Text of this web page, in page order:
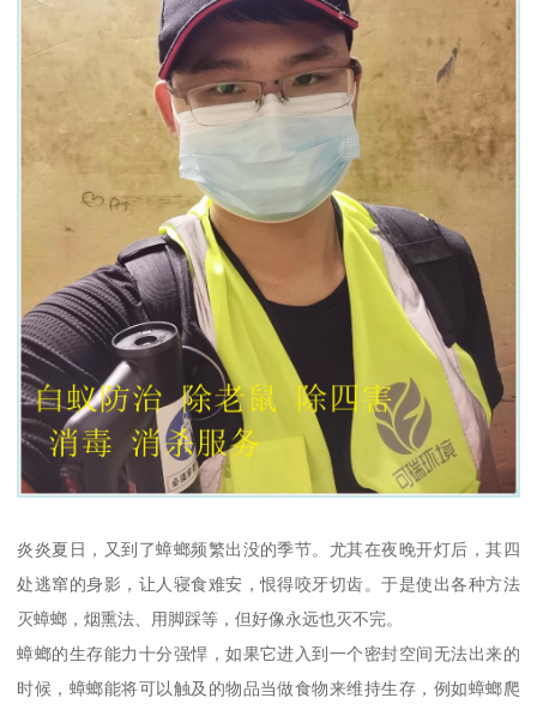
炎炎夏日，又到了蟑螂频繁出没的季节。尤其在夜晚开灯后，其四
处逃窜的身影，让人寝食难安，恨得咬牙切齿。于是使出各种方法
灭蟑螂，烟熏法、用脚踩等，但好像永远也灭不完。
蟑螂的生存能力十分强悍，如果它进入到一个密封空间无法出来的
时候，蟑螂能将可以触及的物品当做食物来维持生存，例如蟑螂爬